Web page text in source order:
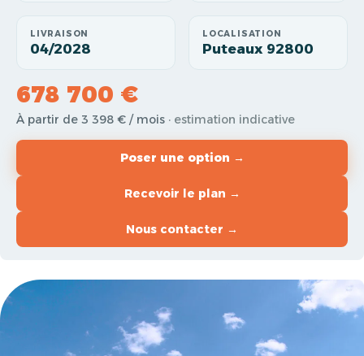
LIVRAISON
04/2028
LOCALISATION
Puteaux 92800
678 700 €
À partir de 3 398 € / mois · estimation indicative
Poser une option →
Recevoir le plan →
Nous contacter →